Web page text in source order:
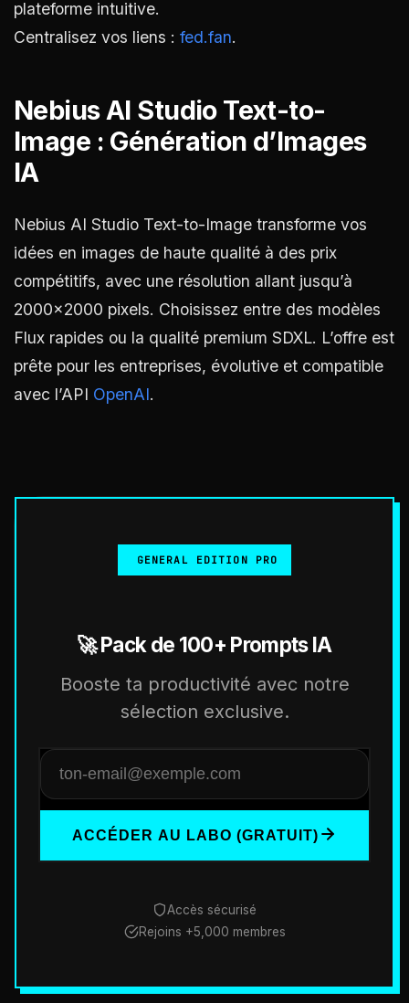
plateforme intuitive.
Centralisez vos liens : fed.fan.
Nebius AI Studio Text-to-
Image : Génération d’Images
IA
Nebius AI Studio Text-to-Image transforme vos
idées en images de haute qualité à des prix
compétitifs, avec une résolution allant jusqu’à
2000×2000 pixels. Choisissez entre des modèles
Flux rapides ou la qualité premium SDXL. L’offre est
prête pour les entreprises, évolutive et compatible
avec l’API OpenAI.
GENERAL EDITION PRO
🚀 Pack de 100+ Prompts IA
Booste ta productivité avec notre
sélection exclusive.
ACCÉDER AU LABO (GRATUIT)
Accès sécurisé
Rejoins +5,000 membres